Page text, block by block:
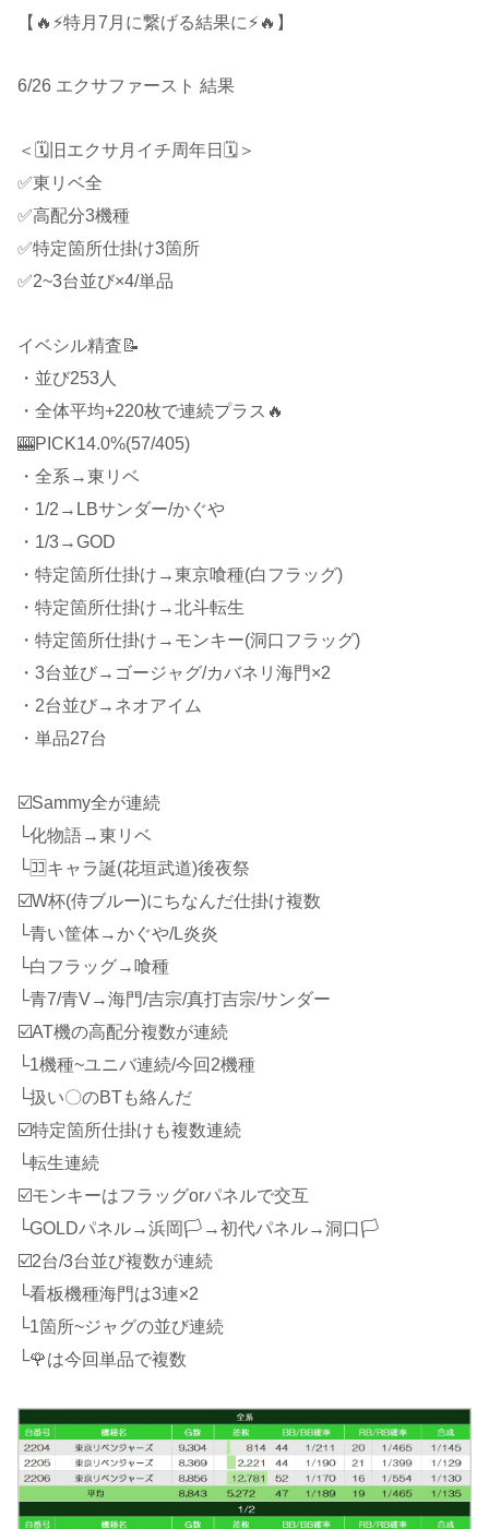
【🔥⚡特月7月に繋げる結果に⚡🔥】
6/26 エクサファースト 結果
＜🗓旧エクサ月イチ周年日🗓＞
✅東リベ全
✅高配分3機種
✅特定箇所仕掛け3箇所
✅2~3台並び×4/単品
イベシル精査📝
・並び253人
・全体平均+220枚で連続プラス🔥
🎰PICK14.0%(57/405)
・全系→東リベ
・1/2→LBサンダー/かぐや
・1/3→GOD
・特定箇所仕掛け→東京喰種(白フラッグ)
・特定箇所仕掛け→北斗転生
・特定箇所仕掛け→モンキー(洞口フラッグ)
・3台並び→ゴージャグ/カバネリ海門×2
・2台並び→ネオアイム
・単品27台
☑️Sammy全が連続
└化物語→東リベ
└🈁キャラ誕(花垣武道)後夜祭
☑️W杯(侍ブルー)にちなんだ仕掛け複数
└青い筐体→かぐや/L炎炎
└白フラッグ→喰種
└青7/青V→海門/吉宗/真打吉宗/サンダー
☑️AT機の高配分複数が連続
└1機種~ユニバ連続/今回2機種
└扱い〇のBTも絡んだ
☑️特定箇所仕掛けも複数連続
└転生連続
☑️モンキーはフラッグorパネルで交互
└GOLDパネル→浜岡🏳→初代パネル→洞口🏳
☑️2台/3台並び複数が連続
└看板機種海門は3連×2
└1箇所~ジャグの並び連続
└🌹は今回単品で複数